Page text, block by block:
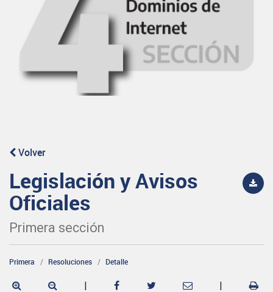
Volver
Legislación y Avisos
Oficiales
Primera sección
Primera Resoluciones Detalle
| |